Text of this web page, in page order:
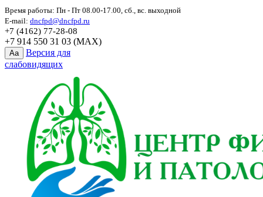
Время работы: Пн - Пт 08.00-17.00, сб., вс. выходной
E-mail: dncfpd@dncfpd.ru
+7 (4162) 77-28-08
+7 914 550 31 03 (MAX)
Aa
Версия для
слабовидящих